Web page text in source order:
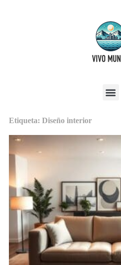
Etiqueta: Diseño interior